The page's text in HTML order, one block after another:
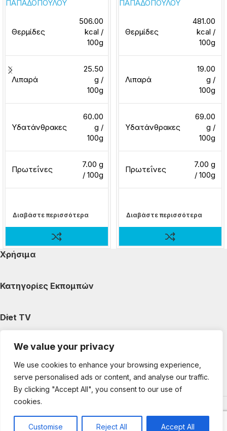
We value your privacy
We use cookies to enhance your browsing experience,
serve personalised ads or content, and analyse our traffic.
By clicking "Accept All", you consent to our use of
cookies.
Customise Reject All Accept All
ΠΑΠΑΔΟΠΟΥΛΟΥ
Θερμίδες
506.00
kcal /
100g
Λιπαρά
25.50
g /
100g
Υδατάνθρακες
60.00
g /
100g
Πρωτεΐνες
7.00 g
/ 100g
Διαβάστε περισσότερα
ΠΑΠΑΔΟΠΟΥΛΟΥ
Θερμίδες
481.00
kcal /
100g
Λιπαρά
19.00
g /
100g
Υδατάνθρακες
69.00
g /
100g
Πρωτεΐνες
7.00 g
/ 100g
Διαβάστε περισσότερα
Χρήσιμα
Κατηγορίες Εκπομπών
Diet TV
Κατηγορίες Άρθρων
Ακολουθήστε μας
Copyright © 2025 DietTV. All Rights Reserved.
development by web-idea.gr